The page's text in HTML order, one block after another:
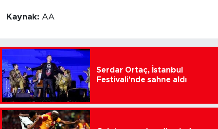
Kaynak: AA
Serdar Ortaç, İstanbul
Festivali'nde sahne aldı